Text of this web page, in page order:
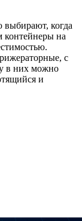
выбирают, когда
контейнеры на
с
в них можно
и